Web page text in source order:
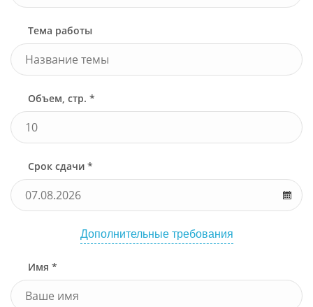
Тема работы
Объем, стр. *
Срок сдачи *
Дополнительные требования
Имя *